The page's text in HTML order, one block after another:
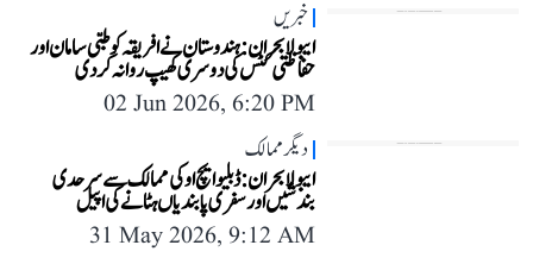
خبریں
ایبولا بحران: ہندوستان نے افریقہ کو طبی سامان اور
حفاظتی کٹس کی دوسری کھیپ روانہ کر دی
02 Jun 2026, 6:20 PM
دیگر ممالک
ایبولا بحران: ڈبلیو ایچ او کی ممالک سے سرحدی
بندشیں اور سفری پابندیاں ہٹانے کی اپیل
31 May 2026, 9:12 AM